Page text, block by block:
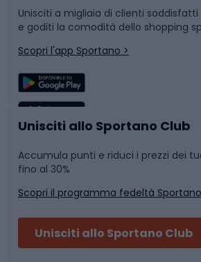
Corsa
Sport di squadra
Caschi da ciclismo
Skitouring
Snowboard
Camminata nordica
Nuoto
Pattinaggio
Unisciti a migliaia di clienti soddisfatti
e goditi la comodità dello shopping
Scopri l'app Sportano >
Unisciti allo Sportano Club
Accumula punti e riduci i prezzi dei
fino al 30%
Scopri il programma fedeltà
Unisciti allo Sportano Club